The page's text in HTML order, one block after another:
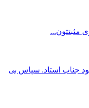
جناب استاد. سپاس بی